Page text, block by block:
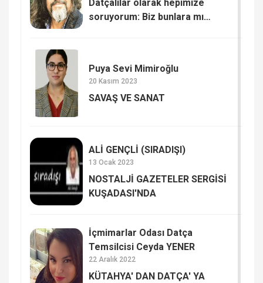
Datçalılar olarak hepimize
soruyorum: Biz bunlara mı
Puya Sevi Mimiroğlu
20 Kasım 2023
SAVAŞ VE SANAT
ALİ GENÇLİ (SIRADIŞI)
13 Ocak 2023
NOSTALJİ GAZETELER SERGİSİ
KUŞADASI'NDA
İçmimarlar Odası Datça
Temsilcisi Ceyda YENER
22 Aralık 2022
KÜTAHYA' DAN DATÇA' YA